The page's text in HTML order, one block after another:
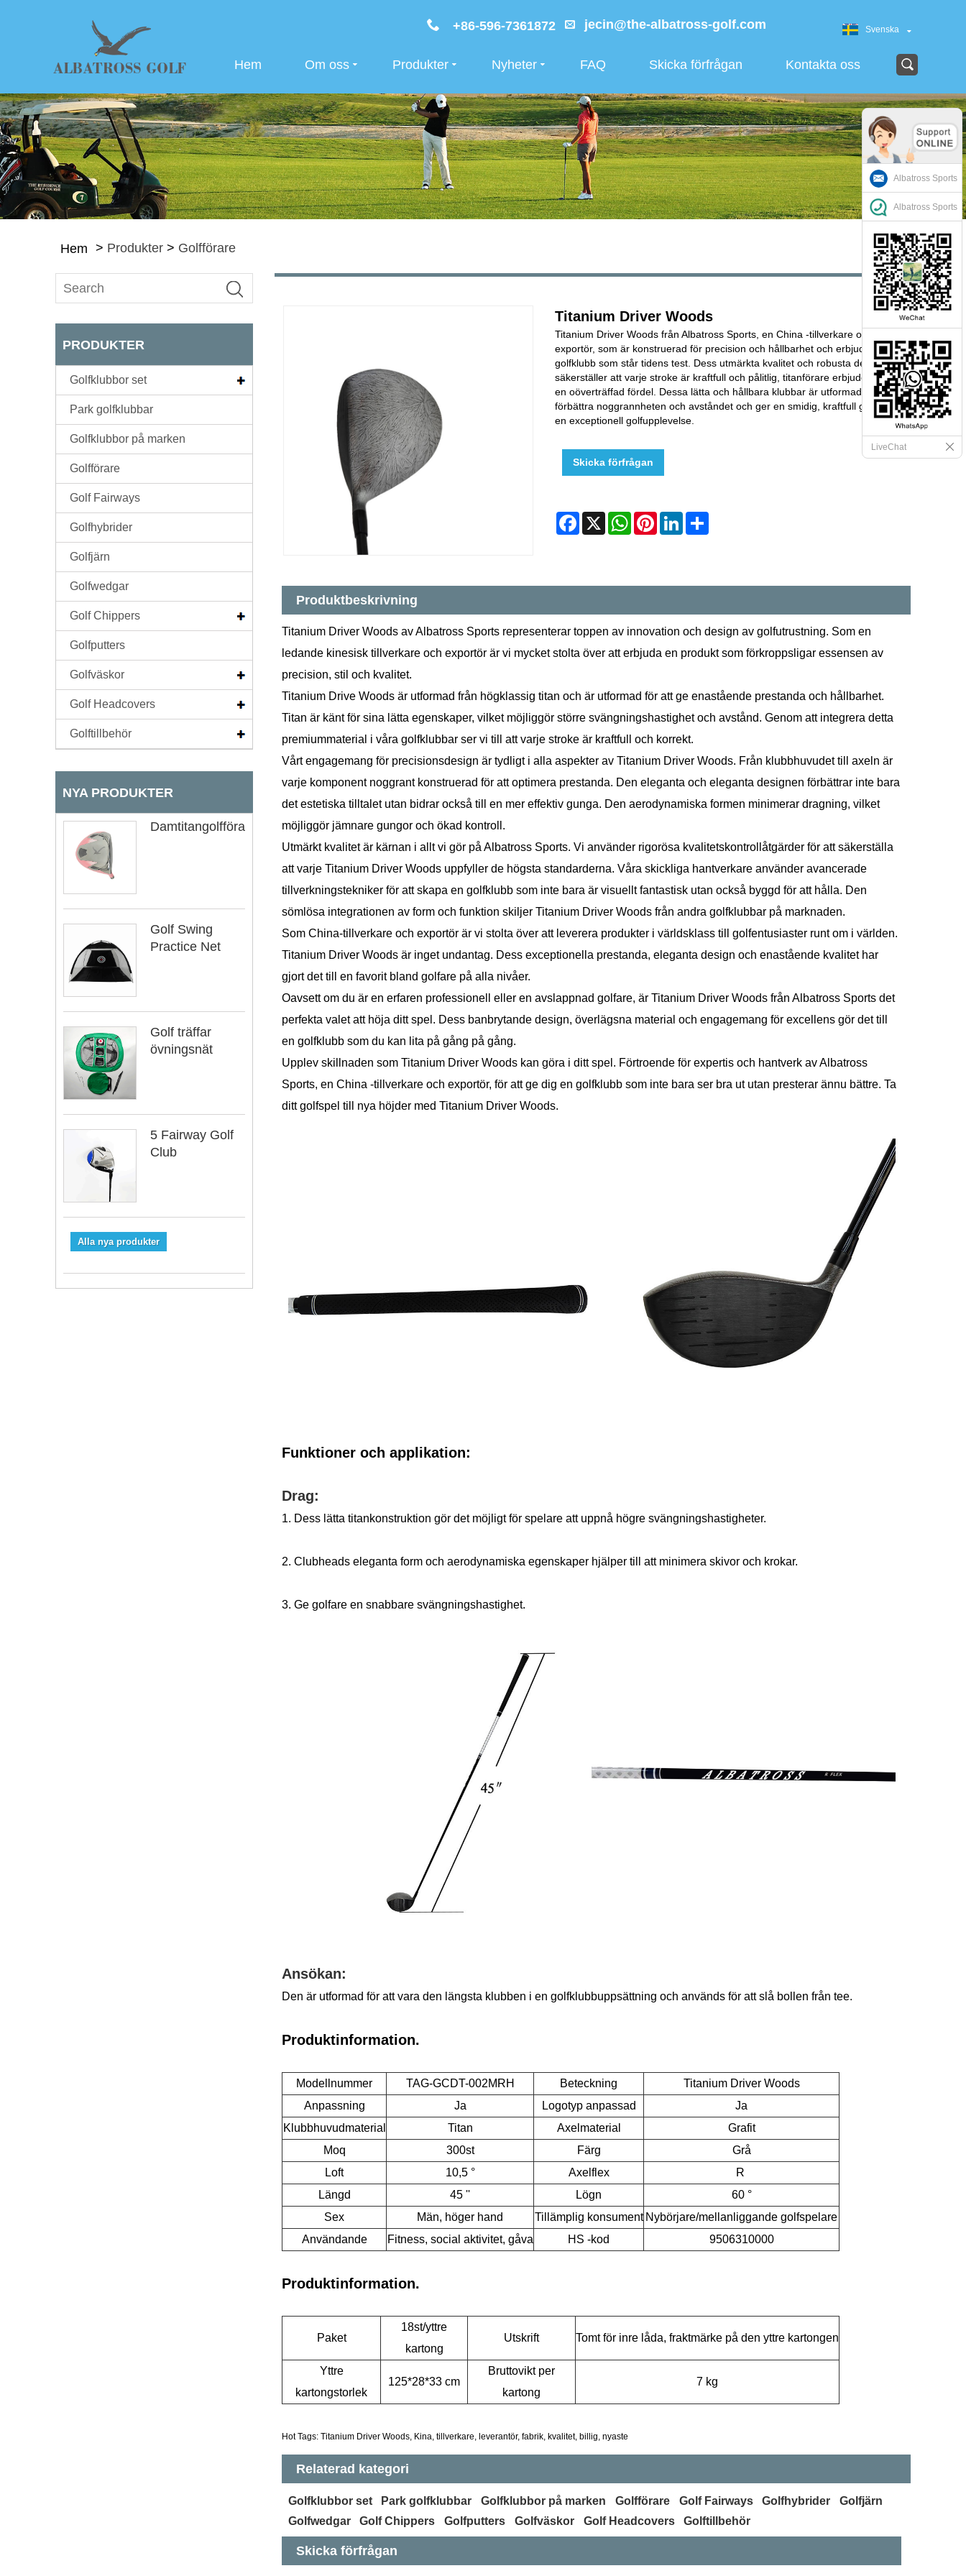
+86-596-7361872 jecin@the-albatross-golf.com Svenska
Hem Om oss Produkter Nyheter FAQ Skicka förfrågan Kontakta oss
Hem > Produkter > Golfförare
PRODUKTER
Golfklubbor set
Park golfklubbar
Golfklubbor på marken
Golfförare
Golf Fairways
Golfhybrider
Golfjärn
Golfwedgar
Golf Chippers
Golfputters
Golfväskor
Golf Headcovers
Golftillbehör
NYA PRODUKTER
Damtitangolfförare
Golf Swing
Practice Net
Golf träffar
övningsnät
5 Fairway Golf
Club
Alla nya produkter
Titanium Driver Woods
Titanium Driver Woods från Albatross Sports, en China -tillverkare och
exportör, som är konstruerad för precision och hållbarhet och erbjuder en
golfklubb som står tidens test. Dess utmärkta kvalitet och robusta design
säkerställer att varje stroke är kraftfull och pålitlig, titanförare erbjuder golfare
en oöverträffad fördel. Dessa lätta och hållbara klubbar är utformade för att
förbättra noggrannheten och avståndet och ger en smidig, kraftfull gunga för
en exceptionell golfupplevelse.
Skicka förfrågan
Facebook
X WhatsApp
Pinterest
LinkedIn
Produktbeskrivning
Titanium Driver Woods av Albatross Sports representerar toppen av innovation och design av golfutrustning. Som en
ledande kinesisk tillverkare och exportör är vi mycket stolta över att erbjuda en produkt som förkroppsligar essensen av
precision, stil och kvalitet.
Titanium Drive Woods är utformad från högklassig titan och är utformad för att ge enastående prestanda och hållbarhet.
Titan är känt för sina lätta egenskaper, vilket möjliggör större svängningshastighet och avstånd. Genom att integrera detta
premiummaterial i våra golfklubbar ser vi till att varje stroke är kraftfull och korrekt.
Vårt engagemang för precisionsdesign är tydligt i alla aspekter av Titanium Driver Woods. Från klubbhuvudet till axeln är
varje komponent noggrant konstruerad för att optimera prestanda. Den eleganta och eleganta designen förbättrar inte bara
det estetiska tilltalet utan bidrar också till en mer effektiv gunga. Den aerodynamiska formen minimerar dragning, vilket
möjliggör jämnare gungor och ökad kontroll.
Utmärkt kvalitet är kärnan i allt vi gör på Albatross Sports. Vi använder rigorösa kvalitetskontrollåtgärder för att säkerställa
att varje Titanium Driver Woods uppfyller de högsta standarderna. Våra skickliga hantverkare använder avancerade
tillverkningstekniker för att skapa en golfklubb som inte bara är visuellt fantastisk utan också byggd för att hålla. Den
sömlösa integrationen av form och funktion skiljer Titanium Driver Woods från andra golfklubbar på marknaden.
Som China-tillverkare och exportör är vi stolta över att leverera produkter i världsklass till golfentusiaster runt om i världen.
Titanium Driver Woods är inget undantag. Dess exceptionella prestanda, eleganta design och enastående kvalitet har
gjort det till en favorit bland golfare på alla nivåer.
Oavsett om du är en erfaren professionell eller en avslappnad golfare, är Titanium Driver Woods från Albatross Sports det
perfekta valet att höja ditt spel. Dess banbrytande design, överlägsna material och engagemang för excellens gör det till
en golfklubb som du kan lita på gång på gång.
Upplev skillnaden som Titanium Driver Woods kan göra i ditt spel. Förtroende för expertis och hantverk av Albatross
Sports, en China -tillverkare och exportör, för att ge dig en golfklubb som inte bara ser bra ut utan presterar ännu bättre. Ta
ditt golfspel till nya höjder med Titanium Driver Woods.
Funktioner och applikation:
Drag:
1. Dess lätta titankonstruktion gör det möjligt för spelare att uppnå högre svängningshastigheter.
2. Clubheads eleganta form och aerodynamiska egenskaper hjälper till att minimera skivor och krokar.
3. Ge golfare en snabbare svängningshastighet.
Ansökan:
Den är utformad för att vara den längsta klubben i en golfklubbuppsättning och används för att slå bollen från tee.
Produktinformation.
Modellnummer TAG-GCDT-002MRH Beteckning
Titanium Driver Woods
Anpassning
Ja Logotyp anpassad
Ja
Klubbhuvudmaterial
Titan Axelmaterial
Grafit
Moq
300st Färg
Grå
Loft
10,5 ° Axelflex
R
Längd
45 '' Lögn
60 °
Sex
Män, höger hand Tillämplig konsument Nybörjare/mellanliggande golfspelare
Användande
Fitness, social aktivitet, gåva HS -kod 9506310000
Produktinformation.
Paket
18st/yttre
kartong
Utskrift Tomt för inre låda, fraktmärke på den yttre kartongen
Yttre
kartongstorlek
125*28*33 cm
Bruttovikt per
kartong
7 kg
Hot Tags: Titanium Driver Woods, Kina, tillverkare, leverantör, fabrik, kvalitet, billig, nyaste
Relaterad kategori
Golfklubbor set Park golfklubbar Golfklubbor på marken Golfförare Golf Fairways Golfhybrider
Golfjärn
Golfwedgar
Golf Chippers Golfputters Golfväskor Golf Headcovers Golftillbehör
Skicka förfrågan
Albatross Sports
Albatross Sports
LiveChat